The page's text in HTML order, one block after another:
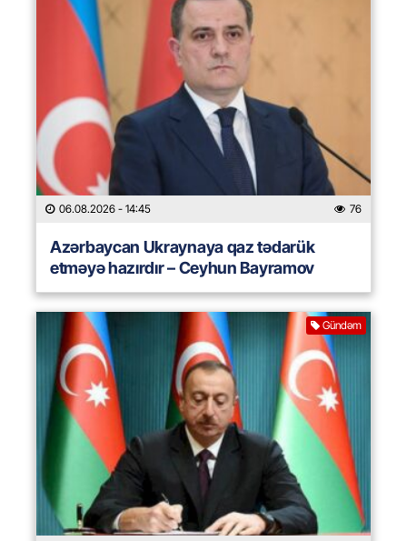
06.08.2026 - 14:45 76
Azərbaycan Ukraynaya qaz tədarük
etməyə hazırdır – Ceyhun Bayramov
Gündəm